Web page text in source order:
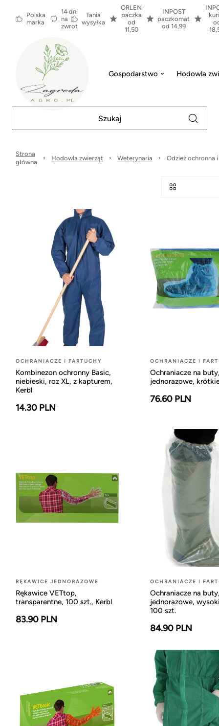
Polska
marka
14 dni
na
zwrot
Tania
wysyłka
ORLEN
paczka
od
11,50
INPOST
paczkomat
od 14,99
Gospodarstwo Hodowla
Strona
główna
Hodowla zwierząt Weterynaria Odzież ochronna
OCHRANIACZE I FARTUCHY
Kombinezon ochronny Basic,
niebieski, roz XL, z kapturem,
Kerbl
14.30 PLN
OCHRANIACZE I
Ochraniacze na
jednorazowe,
76.60 PLN
RĘKAWICE JEDNORAZOWE
Rękawice VETtop,
transparentne, 100 szt., Kerbl
83.90 PLN
OCHRANIACZE I
Ochraniacze na
jednorazowe,
100 szt.
84.90 PLN